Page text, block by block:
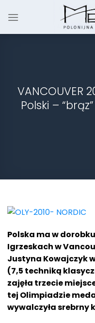
VANCOUVER
Polski –
Polska ma w
Igrzeskach w
Justyna Kowajczyk
(7,5 techniką
zajęła trzecie
tej Olimpiadzie
wywalczyła srebrny